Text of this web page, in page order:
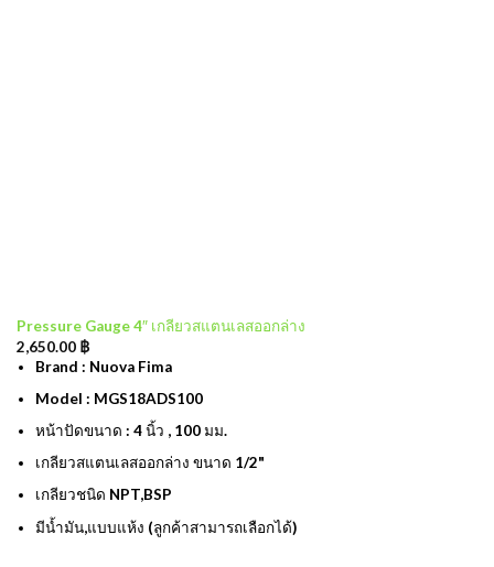
Pressure Gauge 4″ เกลียวสแตนเลสออกล่าง
2,650.00 ฿
Brand : Nuova Fima
Model : MGS18ADS100
หน้าปัดขนาด : 4 นิ้ว , 100 มม.
เกลียวสแตนเลสออกล่าง ขนาด 1/2"
เกลียวชนิด NPT,BSP
มีน้ำมัน,แบบแห้ง (ลูกค้าสามารถเลือกได้)